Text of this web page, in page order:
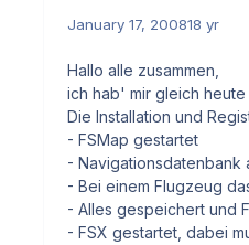
January 17, 200818 yr
Hallo alle zusammen,
ich hab' mir gleich
Die Installation und
- FSMap gestartet
- Navigationsdatenbank
- Bei einem Flugzeug
- Alles gespeichert und
- FSX gestartet, dabei